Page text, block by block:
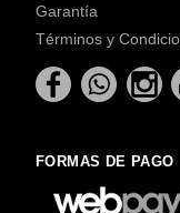
Garantía
Términos y
FORMAS DE PAGO